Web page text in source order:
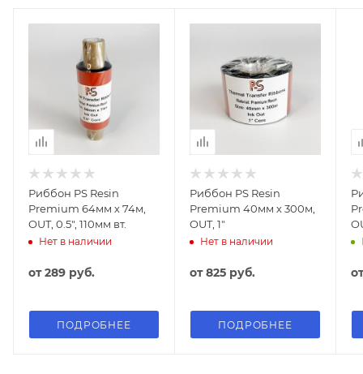
Риббон PS Resin
Premium 64мм х 74м,
OUT, 0.5", 110мм вт.
Нет в наличии
от289 руб.
ПОДРОБНЕЕ
Риббон PS Resin
Premium 40мм х 300м,
OUT, 1"
Нет в наличии
от825 руб.
ПОДРОБНЕЕ